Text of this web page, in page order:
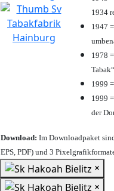
1934
1947
1978
1999
1999
der
Download: Im Downloadpaket
EPS, PDF) und 3
×
×